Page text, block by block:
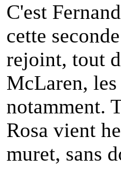
C'est
cette
rejoint, tout
McLaren,
notamment.
Rosa vient
muret, sans